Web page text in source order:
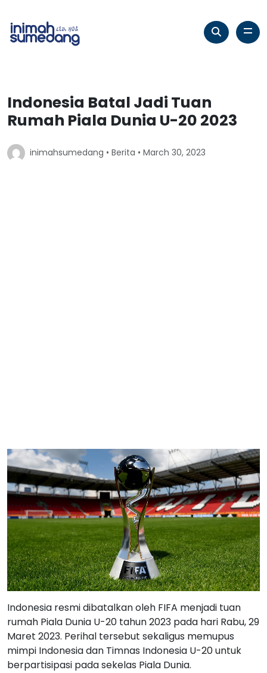
Indonesia Batal Jadi Tuan
Rumah Piala Dunia U-20 2023
inimahsumedang • Berita • March 30, 2023
Indonesia resmi dibatalkan oleh FIFA menjadi tuan
rumah Piala Dunia U-20 tahun 2023 pada hari Rabu, 29
Maret 2023. Perihal tersebut sekaligus memupus
mimpi Indonesia dan Timnas Indonesia U-20 untuk
berpartisipasi pada sekelas Piala Dunia.